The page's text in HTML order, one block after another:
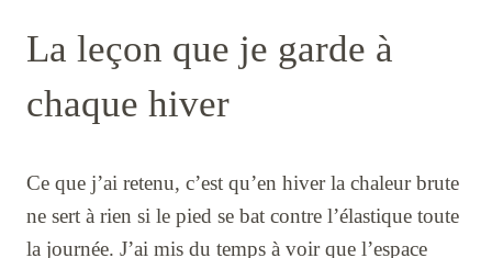
La leçon que je garde à
chaque hiver
Ce que j’ai retenu, c’est qu’en hiver la chaleur brute
ne sert à rien si le pied se bat contre l’élastique toute
la journée. J’ai mis du temps à voir que l’espace